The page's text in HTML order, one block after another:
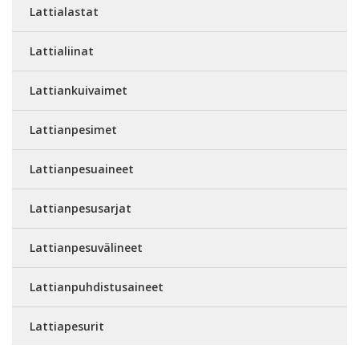
Lattialastat
Lattialiinat
Lattiankuivaimet
Lattianpesimet
Lattianpesuaineet
Lattianpesusarjat
Lattianpesuvälineet
Lattianpuhdistusaineet
Lattiapesurit